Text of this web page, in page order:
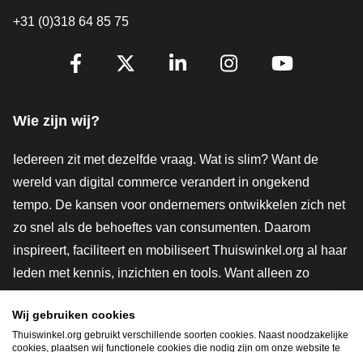
+31 (0)318 64 85 75
Volg je ons al?
Wie zijn wij?
Iedereen zit met dezelfde vraag. Wat is slim? Want de
wereld van digital commerce verandert in ongekend
tempo. De kansen voor ondernemers ontwikkelen zich net
zo snel als de behoeftes van consumenten. Daarom
inspireert, faciliteert en mobiliseert Thuiswinkel.org al haar
leden met kennis, inzichten en tools. Want alleen zo
innovatievere toekomst. Dus groei ook mee en maak
shoppen slimmer.
Wij gebruiken cookies
Thuiswinkel.org gebruikt verschillende soorten cookies. Naast noodzakelijke
cookies, plaatsen wij functionele cookies die nodig zijn om onze website te